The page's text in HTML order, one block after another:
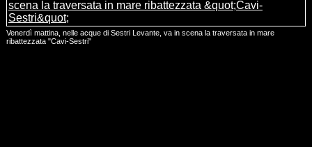
Venerdì mattina, nelle acque di Sestri Levante, va in scena la traversata in mare
ribattezzata "Cavi-Sestri"